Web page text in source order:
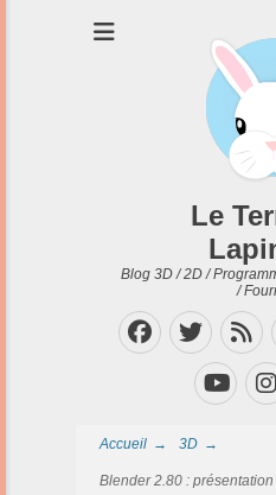
Le
Blog 3D / 2D /
/
Accueil → 3D →
Blender 2.80 :